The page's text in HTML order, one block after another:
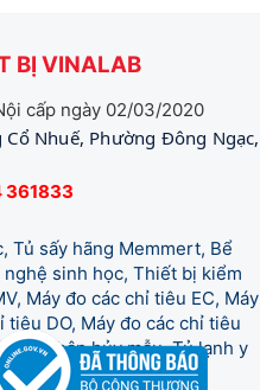
BỊ VINALAB
cấp ngày 02/03/2020
Nhuế, Phường Đông Ngạc,
361833
Tủ sấy hãng Memmert, Bể
sinh học, Thiết bị kiểm
Máy đo các chỉ tiêu EC, Máy
DO, Máy đo các chỉ tiêu
bị phân hủy mẫu, Tủ lạnh y
vật tư y tế.